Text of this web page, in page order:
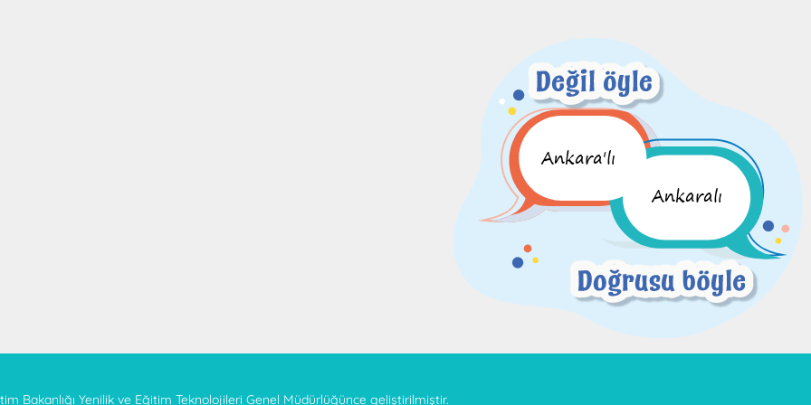
Ankara'lı
Ankaralı
Bakanlığı Yenilik ve Eğitim Teknolojileri Genel Müdürlüğünce geliştirilmiştir.